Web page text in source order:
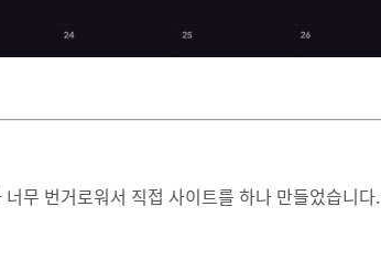
무 번거로워서 직접 사이트를 하나 만들었습니다.